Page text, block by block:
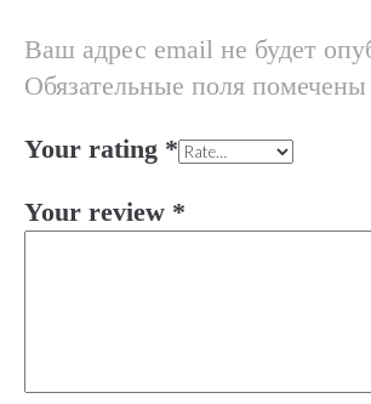
Ваш адрес email не будет
Обязательные поля помечены
Your rating *
Your review *